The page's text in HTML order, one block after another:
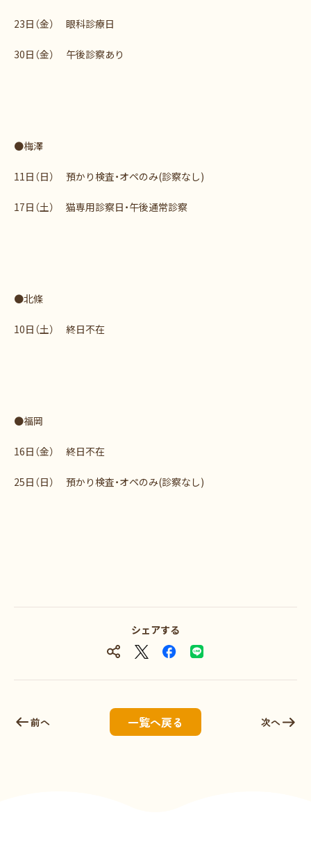
23日（金） 眼科診療日
30日（金） 午後診察あり
●梅澤
11日（日） 預かり検査・オペのみ(診察なし)
17日（土） 猫専用診察日・午後通常診察
●北條
10日（土） 終日不在
●福岡
16日（金） 終日不在
25日（日） 預かり検査・オペのみ(診察なし)
シェアする
前へ 一覧へ戻る 次へ